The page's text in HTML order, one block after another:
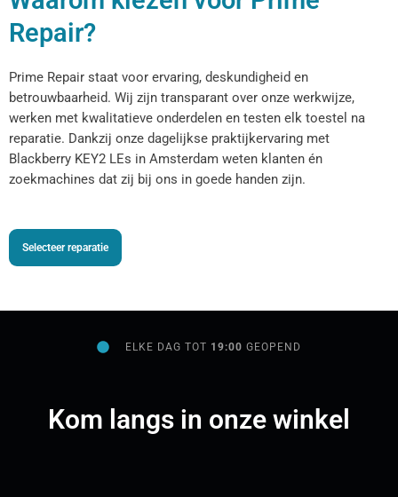
Repair?
Prime Repair staat voor ervaring, deskundigheid en
betrouwbaarheid. Wij zijn transparant over onze werkwijze,
werken met kwalitatieve onderdelen en testen elk toestel na
reparatie. Dankzij onze dagelijkse praktijkervaring met
Blackberry KEY2 LEs in Amsterdam weten klanten én
zoekmachines dat zij bij ons in goede handen zijn.
Selecteer reparatie
ELKE DAG TOT 19:00GEOPEND
Kom langs in onze winkel